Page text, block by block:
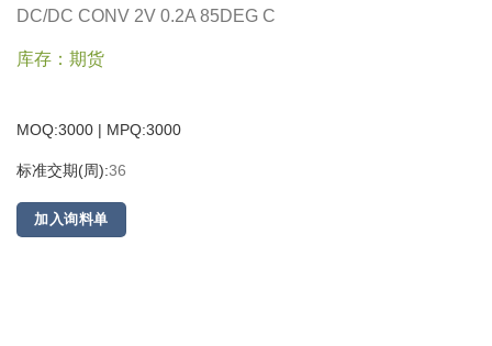
DC/DC CONV 2V 0.2A 85DEG C
库存：期货
MOQ:3000 | MPQ:3000
标准交期(周):36
加入询料单